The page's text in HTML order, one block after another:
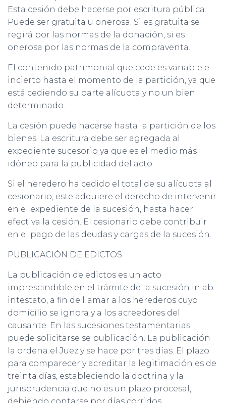
Esta cesión debe hacerse por escritura pública.
Puede ser gratuita u onerosa. Si es gratuita se
regirá por las normas de la donación, si es
onerosa por las normas de la compraventa.
El contenido patrimonial que cede es variable e
incierto hasta el momento de la partición, ya que
está cediendo su parte alícuota y no un bien
determinado.
La cesión puede hacerse hasta la partición de los
bienes. La escritura debe ser agregada al
expediente sucesorio ya que es el medio más
idóneo para la publicidad del acto.
Si el heredero ha cedido el total de su alícuota al
cesionario, este adquiere el derecho de intervenir
en el expediente de la sucesión, hasta hacer
efectiva la cesión. El cesionario debe contribuir
en el pago de las deudas y cargas de la sucesión.
PUBLICACIÓN DE EDICTOS
La publicación de edictos es un acto
imprescindible en el trámite de la sucesión in ab
intestato, a fin de llamar a los herederos cuyo
domicilio se ignora y a los acreedores del
causante. En las sucesiones testamentarias
puede solicitarse se publicación. La publicación
la ordena el Juez y se hace por tres días. El plazo
para comparecer y acreditar la legitimación es de
treinta días, estableciendo la doctrina y la
jurisprudencia que no es un plazo procesal,